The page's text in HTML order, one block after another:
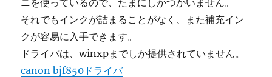
ニを使っているので、たまにしかつかいません。
それでもインクが詰まることがなく、また補充イン
クが容易に入手できます。
ドライバは、winxpまでしか提供されていません。
canon bjf850ドライバ